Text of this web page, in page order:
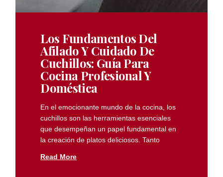
Los Fundamentos Del
Afilado Y Cuidado De
Cuchillos: Guía Para
Cocina Profesional Y
Doméstica
En el emocionante mundo de la cocina, los
cuchillos son las herramientas esenciales
que desempeñan un papel fundamental en
la creación de platos deliciosos. Tanto
Read More